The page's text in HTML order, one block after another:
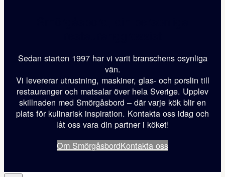
Sedan starten 1997 har vi varit branschens osynliga
vän.
Vi levererar utrustning, maskiner, glas- och porslin till
restauranger och matsalar över hela Sverige. Upplev
skillnaden med Smörgåsbord – där varje kök blir en
plats för kulinarisk inspiration. Kontakta oss idag och
låt oss vara din partner i köket!
Om SmörgåsbordKontakta oss